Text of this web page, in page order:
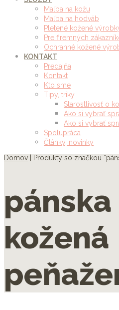
Maľba na kožu
Maľba na hodváb
Pletené kožené
Pre firemných
Ochranné kožené
KONTAKT
Predajňa
Kontakt
Kto sme
Tipy, triky
Starostlivosť o
Ako si vybrať
Ako si vybrať
Spolupráca
Články, novinky
Domov | Produkty so značkou
pánska
kožená